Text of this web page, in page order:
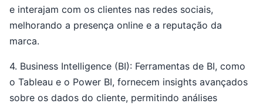
e interajam com os clientes nas redes sociais,
melhorando a presença online e a reputação da
marca.
4. Business Intelligence (BI): Ferramentas de BI, como
o Tableau e o Power BI, fornecem insights avançados
sobre os dados do cliente, permitindo análises